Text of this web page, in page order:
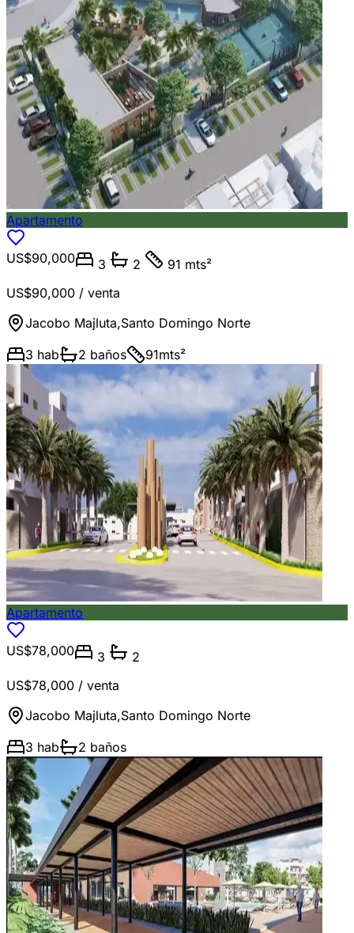
Apartamento
US$90,000 3 2
91 mts²
US$90,000 / venta
Jacobo Majluta,Santo Domingo Norte
3 hab 2 baños 91mts²
Apartamento
US$78,000 3
2
US$78,000 / venta
Jacobo Majluta,Santo Domingo Norte
3 hab 2 baños